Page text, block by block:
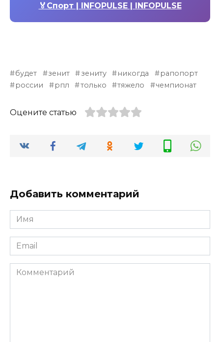
🏅Спорт | INFOPULSE | INFOPULSE
будет зенит зениту никогда
рапопорт
россии
рпл только тяжело чемпионат
Оцените статью
Добавить комментарий
Имя
*
Email
*
Комментарий